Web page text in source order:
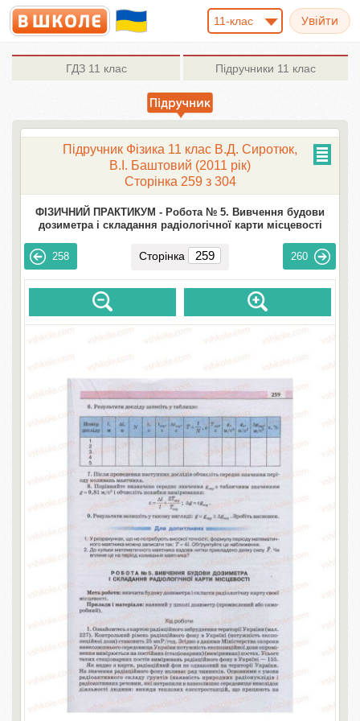
11-клас
ГДЗ11 клас Підручники 11 клас
Підручник Фізика 11 клас В.Д. Сиротюк,
В.І. Баштовий (2011 рік)
Сторінка 259 з 304
ФІЗИЧНИЙ ПРАКТИКУМ - Робота № 5. Вивчення будови
дозиметра і складання радіологічної карти місцевості
258 Сторінка 260